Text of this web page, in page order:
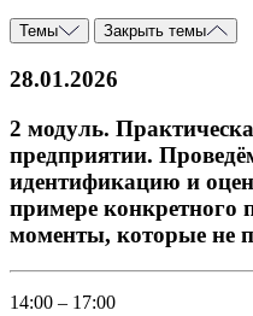
Темы Закрыть темы
28.01.2026
2 модуль.
предприятии.
идентификацию и
примере конкретного
моменты, которые не
14:00 – 17:00